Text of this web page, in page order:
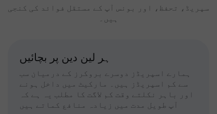
سپریڈ، تحفظ، اور بونس آپ کے مستقل فوائد کی کنجی
ہیں۔
ہر لین دین پر بچائیں
ہمارے اسپریڈز دوسرے بروکرز کے درمیان سب
سے کم اسپریڈز ہیں۔ مارکیٹ میں داخل ہونے
اور باہر نکلتے وقت کم لاگت کا مطلب یہ ہے کہ
آپ طویل مدت میں زیادہ منافع کماتے ہیں